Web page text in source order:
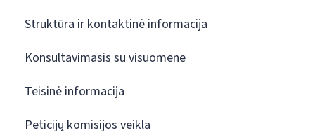
Struktūra ir kontaktinė informacija
Konsultavimasis su visuomene
Teisinė informacija
Peticijų komisijos veikla